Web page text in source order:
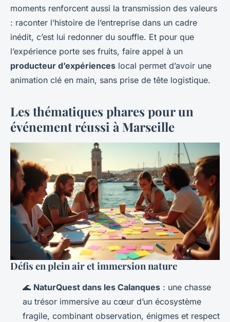
moments renforcent aussi la transmission des valeurs
: raconter l’histoire de l’entreprise dans un cadre
inédit, c’est lui redonner du souffle. Et pour que
l’expérience porte ses fruits, faire appel à un
producteur d’expériences local permet d’avoir une
animation clé en main, sans prise de tête logistique.
Les thématiques phares pour un
événement réussi à Marseille
Défis en plein air et immersion nature
🌊 NaturQuest dans les Calanques : une chasse
au trésor immersive au cœur d’un écosystème
fragile, combinant observation, énigmes et respect